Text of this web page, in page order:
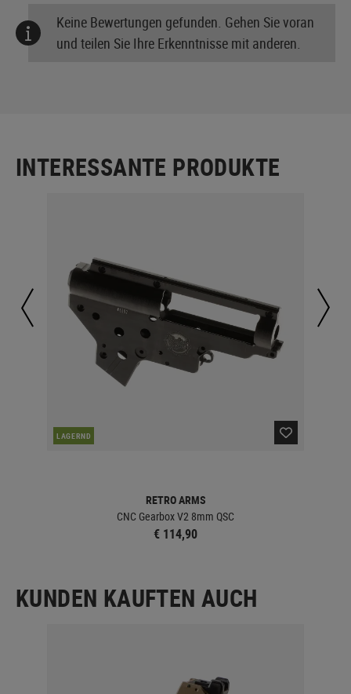
Keine Bewertungen gefunden. Gehen Sie voran
und teilen Sie Ihre Erkenntnisse mit anderen.
INTERESSANTE PRODUKTE
LAGERND
RETRO ARMS
CNC Gearbox V2 8mm QSC
€ 114,90
KUNDEN KAUFTEN AUCH